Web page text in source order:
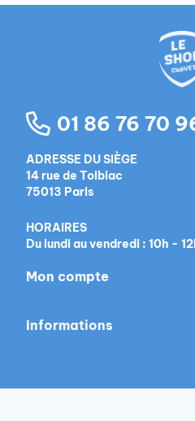
01 86 76 70
ADRESSE DU SIÈGE
14 rue de Tolbiac
75013 Paris
HORAIRES
Du lundi au vendredi : 10h -
Mon compte
Informations